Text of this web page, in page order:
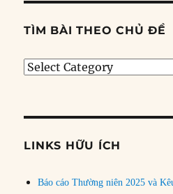
TÌM BÀI THEO CHỦ ĐỀ
Tìm
đề
LINKS HỮU ÍCH
Báo cáo Thường niên 2025 và